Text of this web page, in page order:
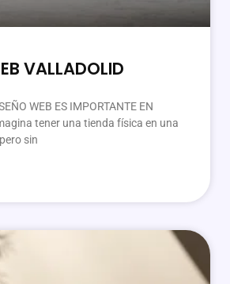
VALLADOLID
WEB ES IMPORTANTE EN
tener una tienda física en una
sin